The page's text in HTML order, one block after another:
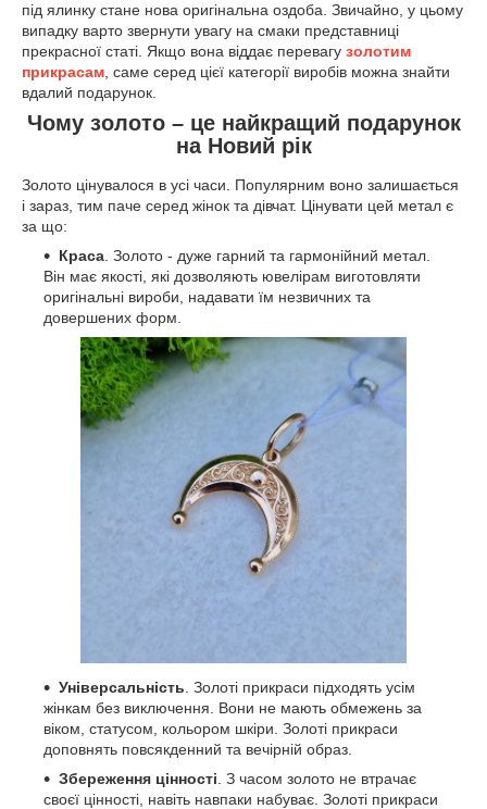
під ялинку стане нова оригінальна оздоба. Звичайно, у цьому
випадку варто звернути увагу на смаки представниці
прекрасної статі. Якщо вона віддає перевагу золотим
прикрасам , саме серед цієї категорії виробів можна знайти
вдалий подарунок.
Чому золото – це найкращий подарунок
на Новий рік
Золото цінувалося в усі часи. Популярним воно залишається
і зараз, тим паче серед жінок та дівчат. Цінувати цей метал є
за що:
Краса . Золото - дуже гарний та гармонійний метал.
Він має якості, які дозволяють ювелірам виготовляти
оригінальні вироби, надавати їм незвичних та
довершених форм.
Універсальність . Золоті прикраси підходять усім
жінкам без виключення. Вони не мають обмежень за
віком, статусом, кольором шкіри. Золоті прикраси
доповнять повсякденний та вечірній образ.​​​​
Збереження цінності . З часом золото не втрачає
своєї цінності, навіть навпаки набуває. Золоті прикраси